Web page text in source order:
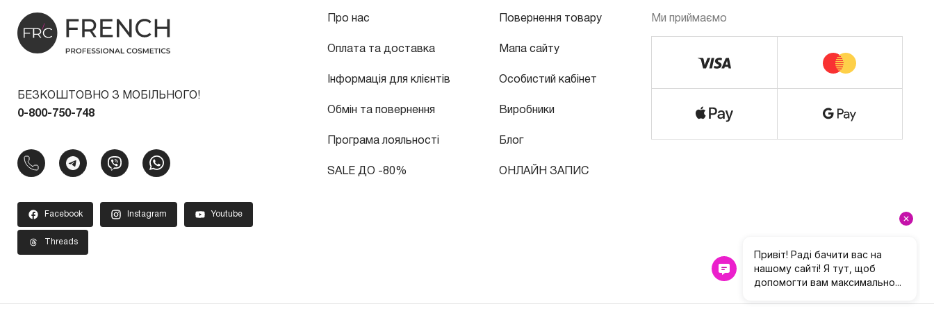
БЕЗКОШТОВНО З МОБІЛЬНОГО!
0-800-750-748
Facebook Instagram Youtube
Threads
Про нас
Оплата та доставка
Інформація для клієнтів
Обмін та повернення
Програма лояльності
SALE ДО -80%
Повернення товару
Мапа сайту
Особистий кабінет
Виробники
Блог
ОНЛАЙН ЗАПИС
Ми приймаємо